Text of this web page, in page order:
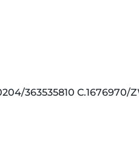
363535810 C.1676970/